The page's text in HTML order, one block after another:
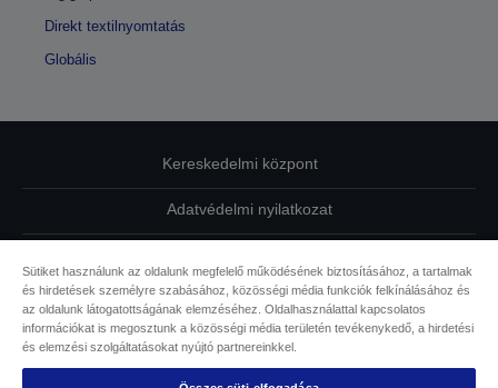
Direkt textilnyomtatás
Globális
Kereskedelmi központ
Adatvédelmi nyilatkozat
Kapcsolatfelvétel
Sütikkel kapcsolatos információk
Sütiket használunk az oldalunk megfelelő működésének biztosításához, a tartalmak
és hirdetések személyre szabásához, közösségi média funkciók felkínálásához és
az oldalunk látogatottságának elemzéséhez. Oldalhasználattal kapcsolatos
információkat is megosztunk a közösségi média területén tevékenykedő, a hirdetési
és elemzési szolgáltatásokat nyújtó partnereinkkel.